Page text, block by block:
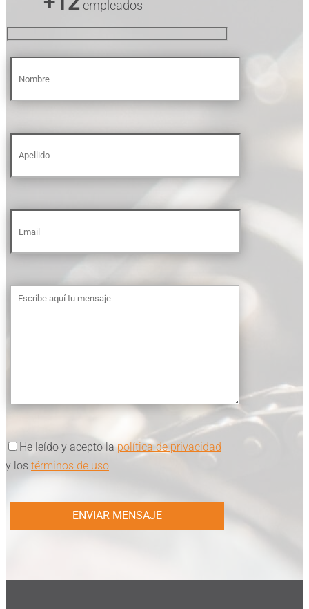
empleados
He leído y acepto lapolítica de privacidad
y los términos de uso